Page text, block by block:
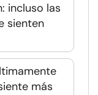
incluso las
sienten
más